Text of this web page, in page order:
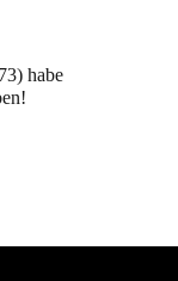
habe